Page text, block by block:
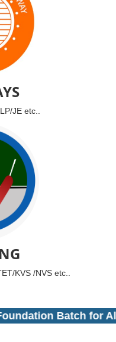
Batch for
JE etc..
KVS /NVS etc..